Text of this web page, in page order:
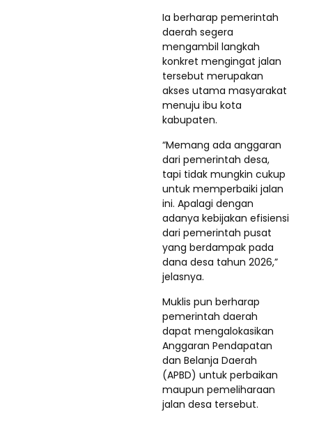
Ia berharap pemerintah
daerah segera
mengambil langkah
konkret mengingat jalan
tersebut merupakan
akses utama masyarakat
menuju ibu kota
kabupaten.
“Memang ada anggaran
dari pemerintah desa,
tapi tidak mungkin cukup
untuk memperbaiki jalan
ini. Apalagi dengan
adanya kebijakan efisiensi
dari pemerintah pusat
yang berdampak pada
dana desa tahun 2026,”
jelasnya.
Muklis pun berharap
pemerintah daerah
dapat mengalokasikan
Anggaran Pendapatan
dan Belanja Daerah
(APBD) untuk perbaikan
maupun pemeliharaan
jalan desa tersebut.